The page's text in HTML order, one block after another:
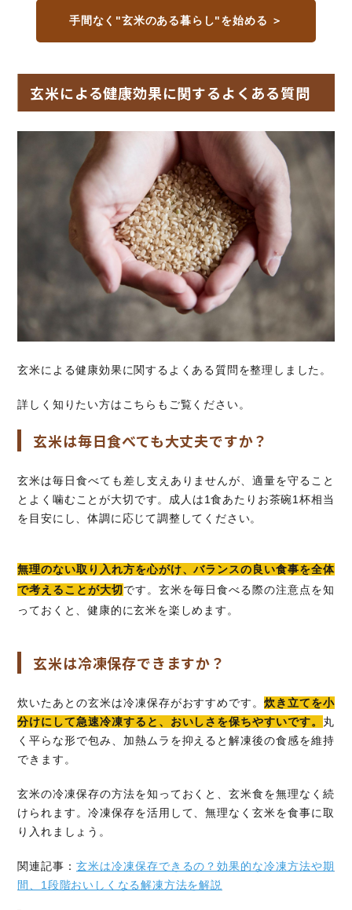
手間なく"玄米のある暮らし"を始める ＞
玄米による健康効果に関するよくある質問
玄米による健康効果に関するよくある質問を整理しました。
詳しく知りたい方はこちらもご覧ください。
玄米は毎日食べても大丈夫ですか？
玄米は毎日食べても差し支えありませんが、適量を守ること
とよく噛むことが大切です。成人は1食あたりお茶碗1杯相当
を目安にし、体調に応じて調整してください。
無理のない取り入れ方を心がけ、バランスの良い食事を全体
で考えることが大切です。玄米を毎日食べる際の注意点を知
っておくと、健康的に玄米を楽しめます。
玄米は冷凍保存できますか？
炊いたあとの玄米は冷凍保存がおすすめです。炊き立てを小
分けにして急速冷凍すると、おいしさを保ちやすいです。 丸
く平らな形で包み、加熱ムラを抑えると解凍後の食感を維持
できます。
玄米の冷凍保存の方法を知っておくと、玄米食を無理なく続
けられます。冷凍保存を活用して、無理なく玄米を食事に取
り入れましょう。
関連記事：玄米は冷凍保存できるの？効果的な冷凍方法や期
間、1段階おいしくなる解凍方法を解説